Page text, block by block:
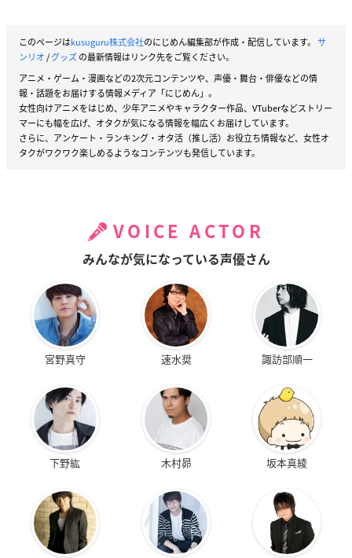
このページはkusuguru株式会社のにじめん編集部が作成・配信しています。 サ
ンリオ/グッズの最新情報はリンク先をご覧ください。
アニメ・ゲーム・漫画などの2次元コンテンツや、声優・舞台・俳優などの情
報・話題をお届けする情報メディア「にじめん」。
女性向けアニメをはじめ、少年アニメやキャラクター作品、VTuberなどストリー
マーにも幅を広げ、オタクが気になる情報を幅広くお届けしています。
さらに、アンケート・ランキング・オタ活（推し活）お役立ち情報など、女性オ
タクがワクワク楽しめるようなコンテンツも発信しています。
VOICE ACTOR
みんなが気になっている声優さん
宮野真守 速水奨 諏訪部順一
下野紘 木村昴 坂本真綾